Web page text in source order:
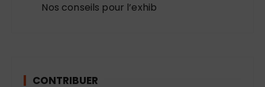
Nos conseils pour l’exhib
CONTRIBUER